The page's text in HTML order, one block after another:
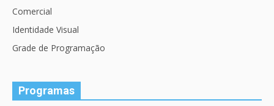
Comercial
Identidade Visual
Grade de Programação
Programas